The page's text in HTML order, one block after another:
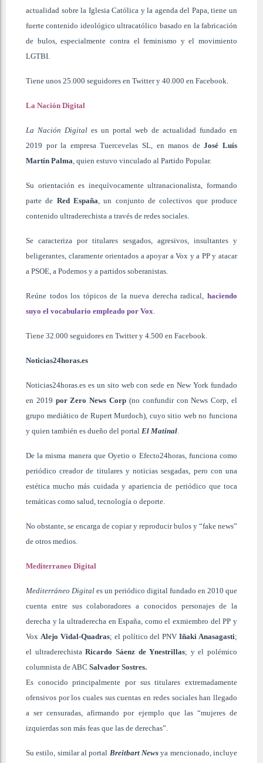
actualidad sobre la Iglesia Católica y la agenda del Papa, tiene un
fuerte contenido ideológico ultracatólico basado en la fabricación
de bulos, especialmente contra el feminismo y el movimiento
LGTBI.
Tiene unos 25.000 seguidores en Twitter y 40.000 en Facebook.
La Nación Digital
La Nación Digital es un portal web de actualidad fundado en
2019 por la empresa Tuercevelas SL, en manos de José Luís
Martín Palma , quien estuvo vinculado al Partido Popular.
Su orientación es inequívocamente ultranacionalista, formando
parte de Red España , un conjunto de colectivos que produce
contenido ultraderechista a través de redes sociales.
Se caracteriza por titulares sesgados, agresivos, insultantes y
beligerantes, claramente orientados a apoyar a Vox y a PP y atacar
a PSOE, a Podemos y a partidos soberanistas.
Reúne todos los tópicos de la nueva derecha radical, haciendo
suyo el vocabulario empleado por Vox
Tiene 32.000 seguidores en Twitter y 4.500 en Facebook.
Noticias24horas.es
Noticias24horas.es es un sito web con sede en New York fundado
en 2019 por Zero News Corp (no confundir con News Corp, el
grupo mediático de Rupert Murdoch), cuyo sitio web no funciona
y quien también es dueño del portal El Matinal
De la misma manera que Oyetio o Efecto24horas, funciona como
periódico creador de titulares y noticias sesgadas, pero con una
estética mucho más cuidada y apariencia de periódico que toca
temáticas como salud, tecnología o deporte.
No obstante, se encarga de copiar y reproducir bulos y “fake news”
de otros medios.
Mediterraneo Digital
Mediterráneo Digital es un periódico digital fundado en 2010 que
cuenta entre sus colaboradores a conocidos personajes de la
derecha y la ultraderecha en España, como el exmiembro del PP y
Vox Alejo Vidal-Quadras; el político del PNVIñaki Anasagasti;
el ultraderechistaRicardo Sáenz de Ynestrillas; y el polémico
columnista de ABC Salvador Sostres.
Es conocido principalmente por sus titulares extremadamente
ofensivos por los cuales sus cuentas en redes sociales han llegado
a ser censuradas, afirmando por ejemplo que las “mujeres de
izquierdas son más feas que las de derechas”.
Su estilo, similar al portal Breitbart News ya mencionado, incluye